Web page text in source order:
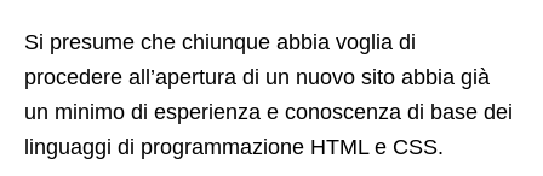
Si presume che chiunque abbia voglia di
procedere all’apertura di un nuovo sito abbia già
un minimo di esperienza e conoscenza di base dei
linguaggi di programmazione HTML e CSS.